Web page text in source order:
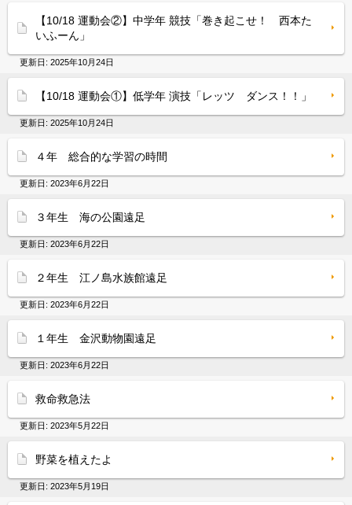
【10/18 運動会②】中学年 競技「巻き起こせ！ 西本た
いふーん」
更新日: 2025年10月24日
【10/18 運動会①】低学年 演技「レッツ ダンス！！」
更新日: 2025年10月24日
４年 総合的な学習の時間
更新日: 2023年6月22日
３年生 海の公園遠足
更新日: 2023年6月22日
２年生 江ノ島水族館遠足
更新日: 2023年6月22日
１年生 金沢動物園遠足
更新日: 2023年6月22日
救命救急法
更新日: 2023年5月22日
野菜を植えたよ
更新日: 2023年5月19日